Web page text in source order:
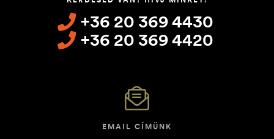
+36 20 369 4430
+36 20 369 4420
EMAIL CÍMÜNK